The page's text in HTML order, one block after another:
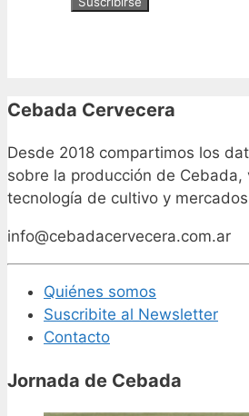
Cebada Cervecera
Desde 2018 compartimos los
sobre la producción de Cebada,
tecnología de cultivo y
info@cebadacervecera.com.ar
Quiénes somos
Suscribite al Newsletter
Contacto
Jornada de Cebada